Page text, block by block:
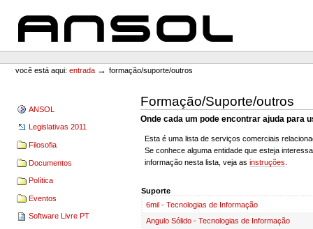
conteúdo.
navegação
ANSOL
Pessoais
você está aqui: entrada →formação/suporte/outros
ANSOL
Legislativas 2011
Filosofia
Documentos
Política
Eventos
Software Livre PT
Formação/Suporte/outros
Onde cada um pode encontrar ajuda para
Esta é uma lista de serviços comerciais
Se conhece alguma entidade que esteja
informação nesta lista, veja asinstruções
Suporte
6mil - Tecnologias de Informação
Angulo Sólido - Tecnologias de Informação